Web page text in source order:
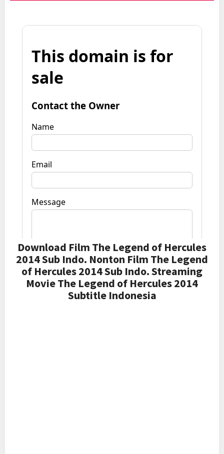
Download Film The Legend of Hercules
2014 Sub Indo. Nonton Film The Legend
of Hercules 2014 Sub Indo. Streaming
Movie The Legend of Hercules 2014
Subtitle Indonesia